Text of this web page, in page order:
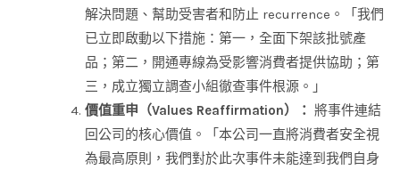
解決問題、幫助受害者和防止 recurrence。「我們
已立即啟動以下措施：第一，全面下架該批號產
品；第二，開通專線為受影響消費者提供協助；第
三，成立獨立調查小組徹查事件根源。」
價值重申（Values Reaffirmation）： 將事件連結
回公司的核心價值。「本公司一直將消費者安全視
為最高原則，我們對於此次事件未能達到我們自身